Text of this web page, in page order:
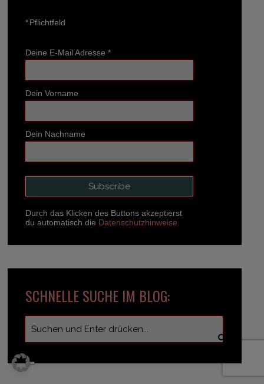
*Pflichtfeld
Deine E-Mail Adresse *
Dein Vorname
Dein Nachname
Durch das Klicken des Buttons akzeptierst
du automatisch die Datenschutzhinweise.
SCHNELLE SUCHE IM BLOG: